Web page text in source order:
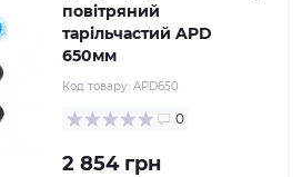
повітряний
тарільчастий APD
650мм
Код товару: APD650
0
2 854 грн